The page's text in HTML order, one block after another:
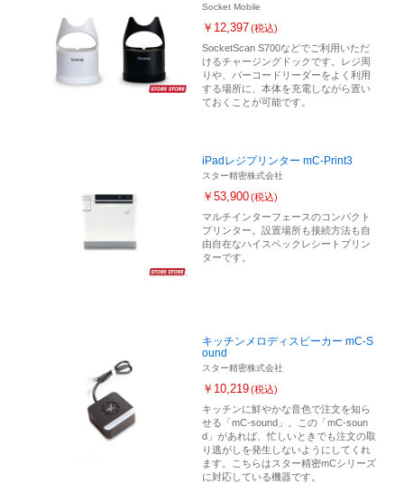
Socket Mobile
￥12,397(税込)
SocketScan S700などでご利用いただ
けるチャージングドックです。レジ周
りや、バーコードリーダーをよく利用
する場所に、本体を充電しながら置い
ておくことが可能です。
iPadレジプリンター mC-Print3
スター精密株式会社
￥53,900(税込)
マルチインターフェースのコンパクト
プリンター。設置場所も接続方法も自
由自在なハイスペックレシートプリン
ターです。
キッチンメロディスピーカー mC-S
ound
スター精密株式会社
￥10,219(税込)
キッチンに鮮やかな音色で注文を知ら
せる「mC-sound」。この「mC-soun
d」があれば、忙しいときでも注文の取
り逃がしを発生しないようにしてくれ
ます。こちらはスター精密mCシリーズ
に対応している機器です。